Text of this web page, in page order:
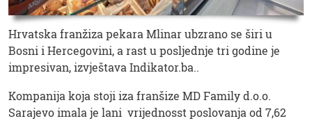
Hrvatska franžiza pekara Mlinar ubzrano se širi u
Bosni i Hercegovini, a rast u posljednje tri godine je
impresivan, izvještava Indikator.ba..
Kompanija koja stoji iza franšize MD Family d.o.o.
Sarajevo imala je lani vrijednosst poslovanja od 7,62